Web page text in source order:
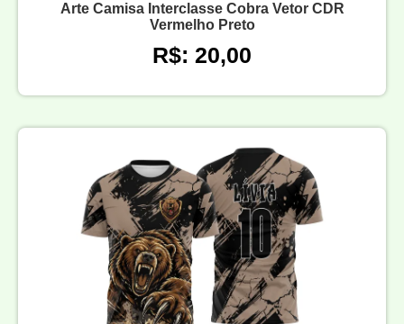
Arte Camisa Interclasse Cobra Vetor CDR
Vermelho Preto
R$: 20,00